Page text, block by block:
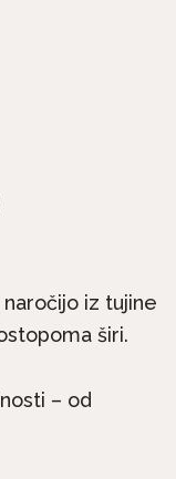
iz tujine
širi.
– od